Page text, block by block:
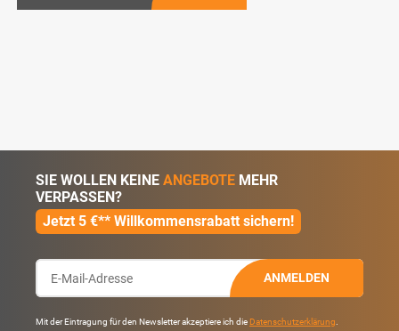
SIE WOLLEN KEINE ANGEBOTE MEHR
VERPASSEN?
Jetzt 5 €** Willkommensrabatt sichern!
ANMELDEN
Mit der Eintragung für den Newsletter akzeptiere ich die Datenschutzerklärung